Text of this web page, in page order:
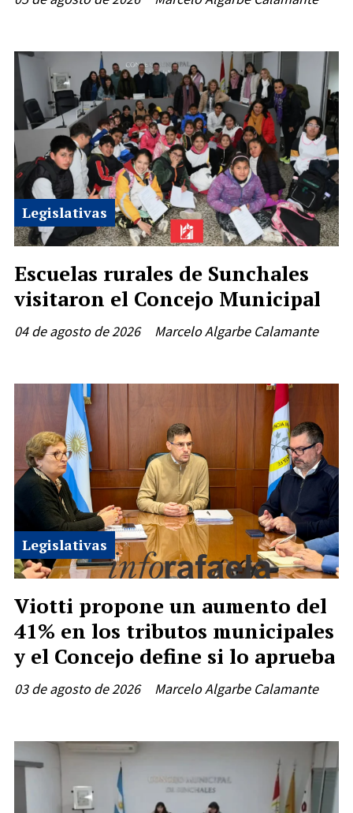
Escuelas rurales de Sunchales
visitaron el Concejo Municipal
Marcelo Algarbe Calamante
Legislativas
04 de agosto de 2026
Viotti propone un aumento del
41% en los tributos municipales
y el Concejo define si lo aprueba
Marcelo Algarbe Calamante
Legislativas
03 de agosto de 2026